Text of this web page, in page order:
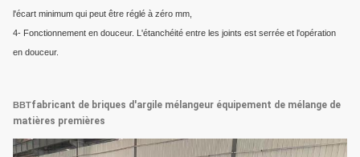
l'écart minimum qui peut être réglé à zéro mm,
4- Fonctionnement en douceur. L'étanchéité entre les joints est serrée et l'opération
en douceur.
BBTfabricant de briques d'argile mélangeur équipement de mélange de
matières premières